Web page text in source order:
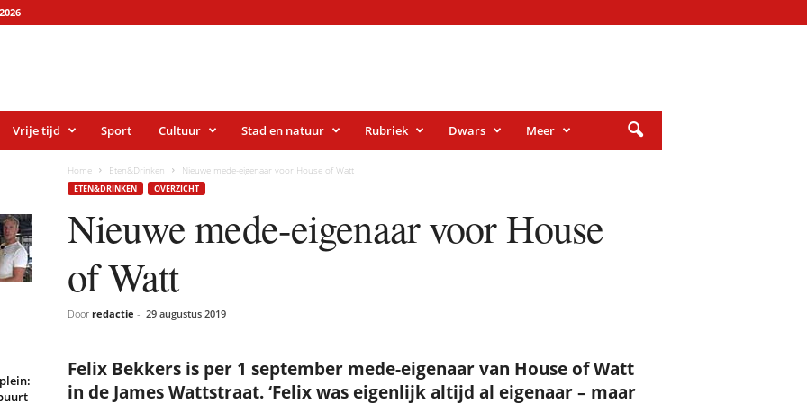
Vrije tijd Sport Cultuur Stad en natuur Rubriek Dwars Meer
Home Eten&Drinken Nieuwe mede-eigenaar voor House of Watt
ETEN&DRINKEN OVERZICHT
Nieuwe mede-eigenaar voor House
of Watt
Door redactie - 29 augustus 2019
Felix Bekkers is per 1 september mede-eigenaar van House of Watt
in de James Wattstraat. ‘Felix was eigenlijk altijd al eigenaar – maar